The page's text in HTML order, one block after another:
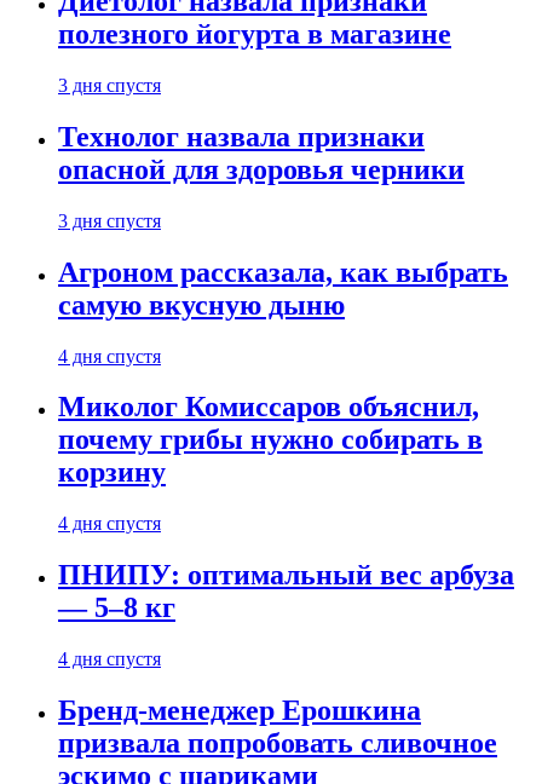
полезного йогурта в магазине
3 дня спустя
Технолог назвала признаки
опасной для здоровья черники
3 дня спустя
Агроном рассказала, как выбрать
самую вкусную дыню
4 дня спустя
Миколог Комиссаров объяснил,
почему грибы нужно собирать в
корзину
4 дня спустя
ПНИПУ: оптимальный вес арбуза
— 5–8 кг
4 дня спустя
Бренд-менеджер Ерошкина
призвала попробовать сливочное
эскимо с шариками